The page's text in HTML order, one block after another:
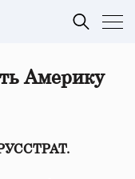
Америку